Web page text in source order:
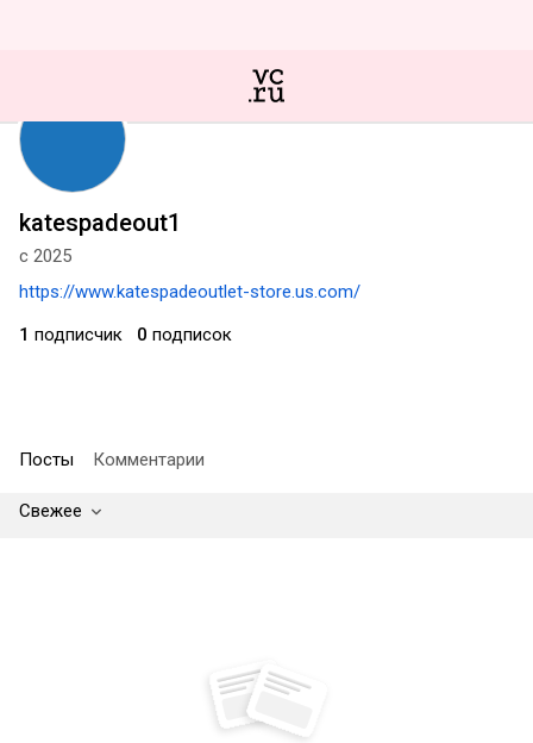
katespadeout1
с 2025
https://www.katespadeoutlet-store.us.com/
1 подписчик 0 подписок
Посты Комментарии
Свежее